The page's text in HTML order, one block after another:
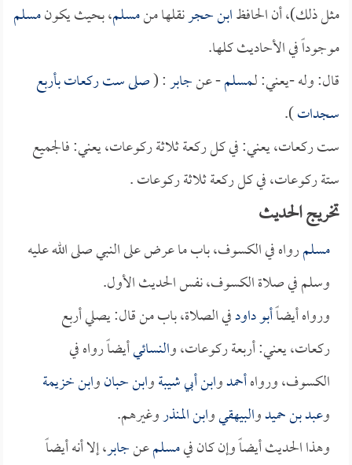
مثل ذلك)، أن الحافظابن حجرنقلها منمسلم، بحيث يكونمسلم
موجوداً في الأحاديث كلها.
قال: وله -يعني: لـمسلم- عنجابر: (صلى ست ركعات بأربع
سجدات).
ست ركعات، يعني: في كل ركعة ثلاثة ركوعات، يعني: فالجميع
ستة ركوعات، في كل ركعة ثلاثة ركوعات .
تخريج الحديث
مسلمرواه في الكسوف، باب ما عرض على النبي صلى الله عليه
وسلم في صلاة الكسوف، نفس الحديث الأول.
ورواه أيضاًأبو داودفي الصلاة، باب من قال: يصلي أربع
ركعات، يعني: أربعة ركوعات، والنسائيأيضاً رواه في
الكسوف، ورواهأحمدوابن أبي شيبةوابن حبانوابن خزيمة
وعبد بن حميدوالبيهقيوابن المنذروغيرهم.
وهذا الحديث أيضاً وإن كان فيمسلمعنجابر، إلا أنه أيضاً